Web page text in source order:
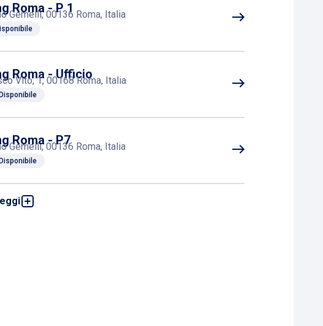
Roma - P 1
Gemelli, 00136 Roma, Italia
Roma - Ufficio
Vito, 1, 00168 Roma, Italia
Disponibile
Roma - P7
Gemelli, 00136 Roma, Italia
Disponibile
Roma - P6